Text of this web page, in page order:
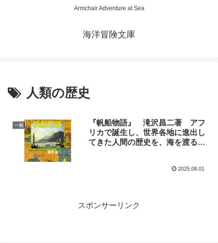
Armchair Adventure at Sea
海洋冒険文庫
人類の歴史
一般
『帆船物語』 滝沢昌二著 アフ
リカで誕生し、世界各地に進出し
てきた人間の歴史を、海を渡る手
2025.08.01
スポンサーリンク